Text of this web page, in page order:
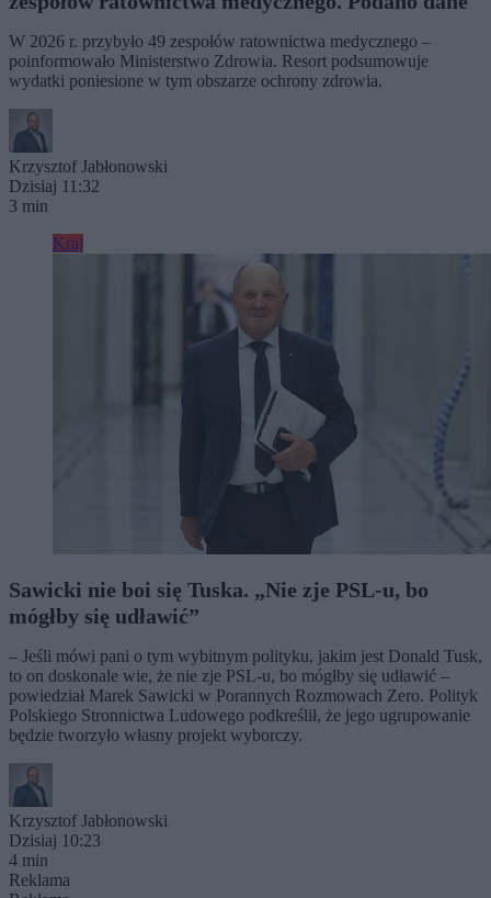
W 2026 r. przybyło 49 zespołów ratownictwa medycznego –
poinformowało Ministerstwo Zdrowia. Resort podsumowuje
wydatki poniesione w tym obszarze ochrony zdrowia.
Krzysztof Jabłonowski
Dzisiaj 11:32
3 min
Kraj
Sawicki nie boi się Tuska. „Nie zje PSL-u, bo
mógłby się udławić”
– Jeśli mówi pani o tym wybitnym polityku, jakim jest Donald Tusk,
to on doskonale wie, że nie zje PSL-u, bo mógłby się udławić –
powiedział Marek Sawicki w Porannych Rozmowach Zero. Polityk
Polskiego Stronnictwa Ludowego podkreślił, że jego ugrupowanie
będzie tworzyło własny projekt wyborczy.
Krzysztof Jabłonowski
Dzisiaj 10:23
4 min
Reklama